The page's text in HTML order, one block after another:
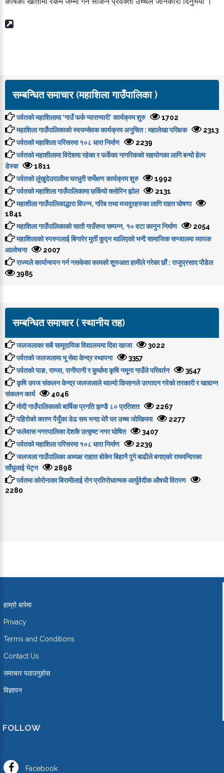
सम्बन्धित समाचार (महाशिला गाउँपालिका )
पर्वतको महाशिलामा ‘गाउँ फर्क प्याराप्यारी’ कार्यक्रम शुरु
1702
महाशिला गाउँपालिकाको स्वयम्सेवक कार्यक्रम अनुचित : महालेखा परिक्षक
2313
पर्वतको महाशिला परिसरमा १०८ धारा निर्माण
2239
पर्वतको महाशीलामा विदेशमा रहेका र फर्केका नागरिकको सहयोगका लागि बन्योे हेल्प
डेस्क
1811
पर्वतको लुंखुदेउरालीमा घरधुरी सर्भेक्षण कार्यक्रम शुरु
1992
पर्वतको महाशिला गाउँपालिकामा छर्कियो क्लोरिन झोल
2131
महाशीला गाउँपालिकाद्धारा विपन्न, गरिब तथा मजदुरहरुका लागि राहत घोषणा
1841
महाशिला गाउँपालिकाको सातौ गाउँसभा सम्पन्न, १० वटा कानुन निर्माण
2054
महाशिलाको स्परुपलाई बिगारेर मुर्ती कुद्न थालिएको भन्दै सामाजिक सन्जालमा व्यापक
आलोचना
2007
राज्यले कार्यान्वयन गर्न नसकेका कामको शुरुआत हामीले गरेका छौं : राजुप्रसाद पौडेल
3985
सम्बन्धित समाचार ( स्थानीय तह)
जलजलाका सबै सामूदायिक विद्यालयमा दिवा खाजा
3022
पर्वतको जलजलामा भू सेवा केन्द्र स्थापना
3357
पर्वतको पाङ, राम्जा, रानीपानी र कुर्घामा कृषि नमूना गाउँले परिवर्तन
3547
कृषि उपज संकलन केन्द्र जलजलाले थाल्यो किसानले उत्पादन गरेको तरकारी र खाद्यन्न
संकलन कार्य
4046
मोदी गाउँपालिकाको बार्षिक प्रगति झण्डै ८० प्रतिशत
2267
पहिरोको कारण पैयूँका डेढ सय भन्दा धेरै घर उच्च जोखिममा
2277
फलेवास नगरपालिका देशकै उत्कृष्ट नगर घोषित
3407
पर्वतको महाशिला परिसरमा १०८ धारा निर्माण
2239
जलजला गाउँपालिका अध्यक्ष राहात बोकेर बिहानै पुगे बाढीले बगाएको राममन्दिरका
साँधुलाई भेट्न
2898
पर्वतमा कोरोनाका बिरामीलाई रोग प्रतिरोधात्मक आर्युवेदीक औषधी वितरण
2280
हाम्रो बारेमा
Privacy
Terms and Conditions
Contact Us
समाचार पठाउनुहोस
विज्ञापन
FOLLOW
Facebook